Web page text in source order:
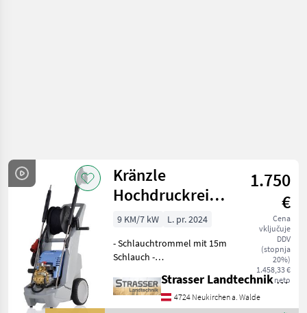
Kränzle
Hochdruckreiniger
bully 1000 TST
1.750
€
Cena
vključuje
DDV
(stopnja
20%)
1.458,33 €
neto
9 KM/7 kW
L. pr. 2024
- Schlauchtrommel mit 15m
Schlauch -
Edelstahlrohr -
Edelstahllanze mit
Strasser Landtechnik GmbH
4724 Neukirchen a. Walde